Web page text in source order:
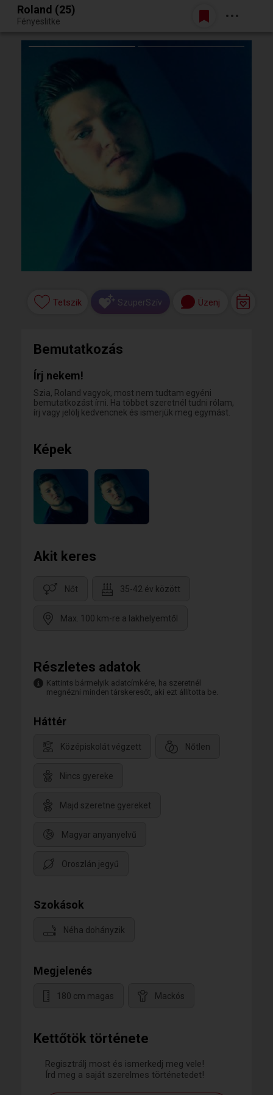
Egy jó randiból bármi lehet.
Belépés
Roland (25)
Fényeslitke
Kettőtök története
Regisztrálj most és ismerkedj meg vele!
Írd meg a saját szerelmes történetedet!
Tetszik SzuperSzív Üzenj
Bemutatkozás
Írj nekem!
Szia, Roland vagyok, most nem tudtam egyéni
bemutatkozást írni. Ha többet szeretnél tudni rólam,
írj vagy jelölj kedvencnek és ismerjük meg egymást.
Képek
Akit keres
Nőt 35-42 év között
Max. 100 km-re a lakhelyemtől
Részletes adatok
Kattints bármelyik adatcímkére, ha szeretnél
megnézni minden társkeresőt, aki ezt állította be.
Háttér
Középiskolát végzett Nőtlen
Nincs gyereke
Majd szeretne gyereket
Magyar anyanyelvű
Oroszlán jegyű
Szokások
Néha dohányzik
Megjelenés
180 cm magas Mackós